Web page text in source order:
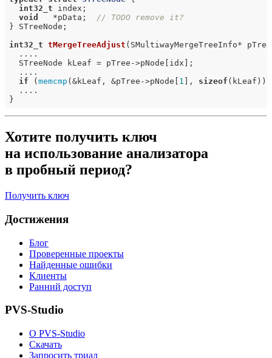
int32_t index;
void
   *pData;
// TODO remove it?
} STreeNode;
int32_t tMergeTreeAdjust (SMultiwayMergeTreeInfo*
  ....
  STreeNode kLeaf = pTree->pNode[idx];
  ....
if ( memcmp (&kLeaf, &pTree->pNode[ 1 ], sizeof
  ....
Хотите получить ключ
на использование анализатора
в пробный период?
Получить ключ
Достижения
Блог
Проверенные проекты
Найденные ошибки
Клиенты
Ранний доступ
PVS-Studio
О PVS-Studio
Скачать
Запросить триал